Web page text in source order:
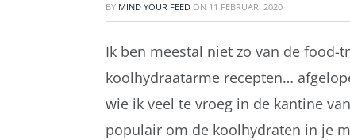
BY MIND YOUR FEED ON 11 FEBRUARI 2020
Ik ben meestal niet zo van de food-
koolhydraatarme recepten…
wie ik veel te vroeg in de kantine
populair om de koolhydraten in je